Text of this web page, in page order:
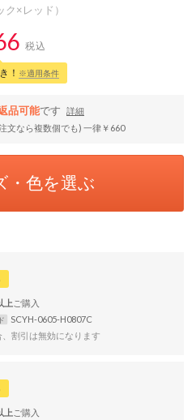
ク×レッド）
税込
！ ※適用条件
品可能です
詳細
文なら複数個でも) 一律￥660
・色を選ぶ
上
SCYH-0605-H0807C
割引は無効になります
上